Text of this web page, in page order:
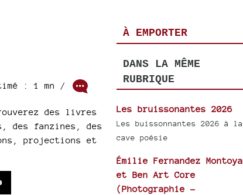
: 1 mn /
des livres
des fanzines, des
projections et
À EMPORTER
DANS LA MÊME
RUBRIQUE
Les bruissonantes 2026
Les buissonnantes 2026 à la
cave poésie
Émilie Fernandez Montoya
et Ben Art Core
(Photographie -